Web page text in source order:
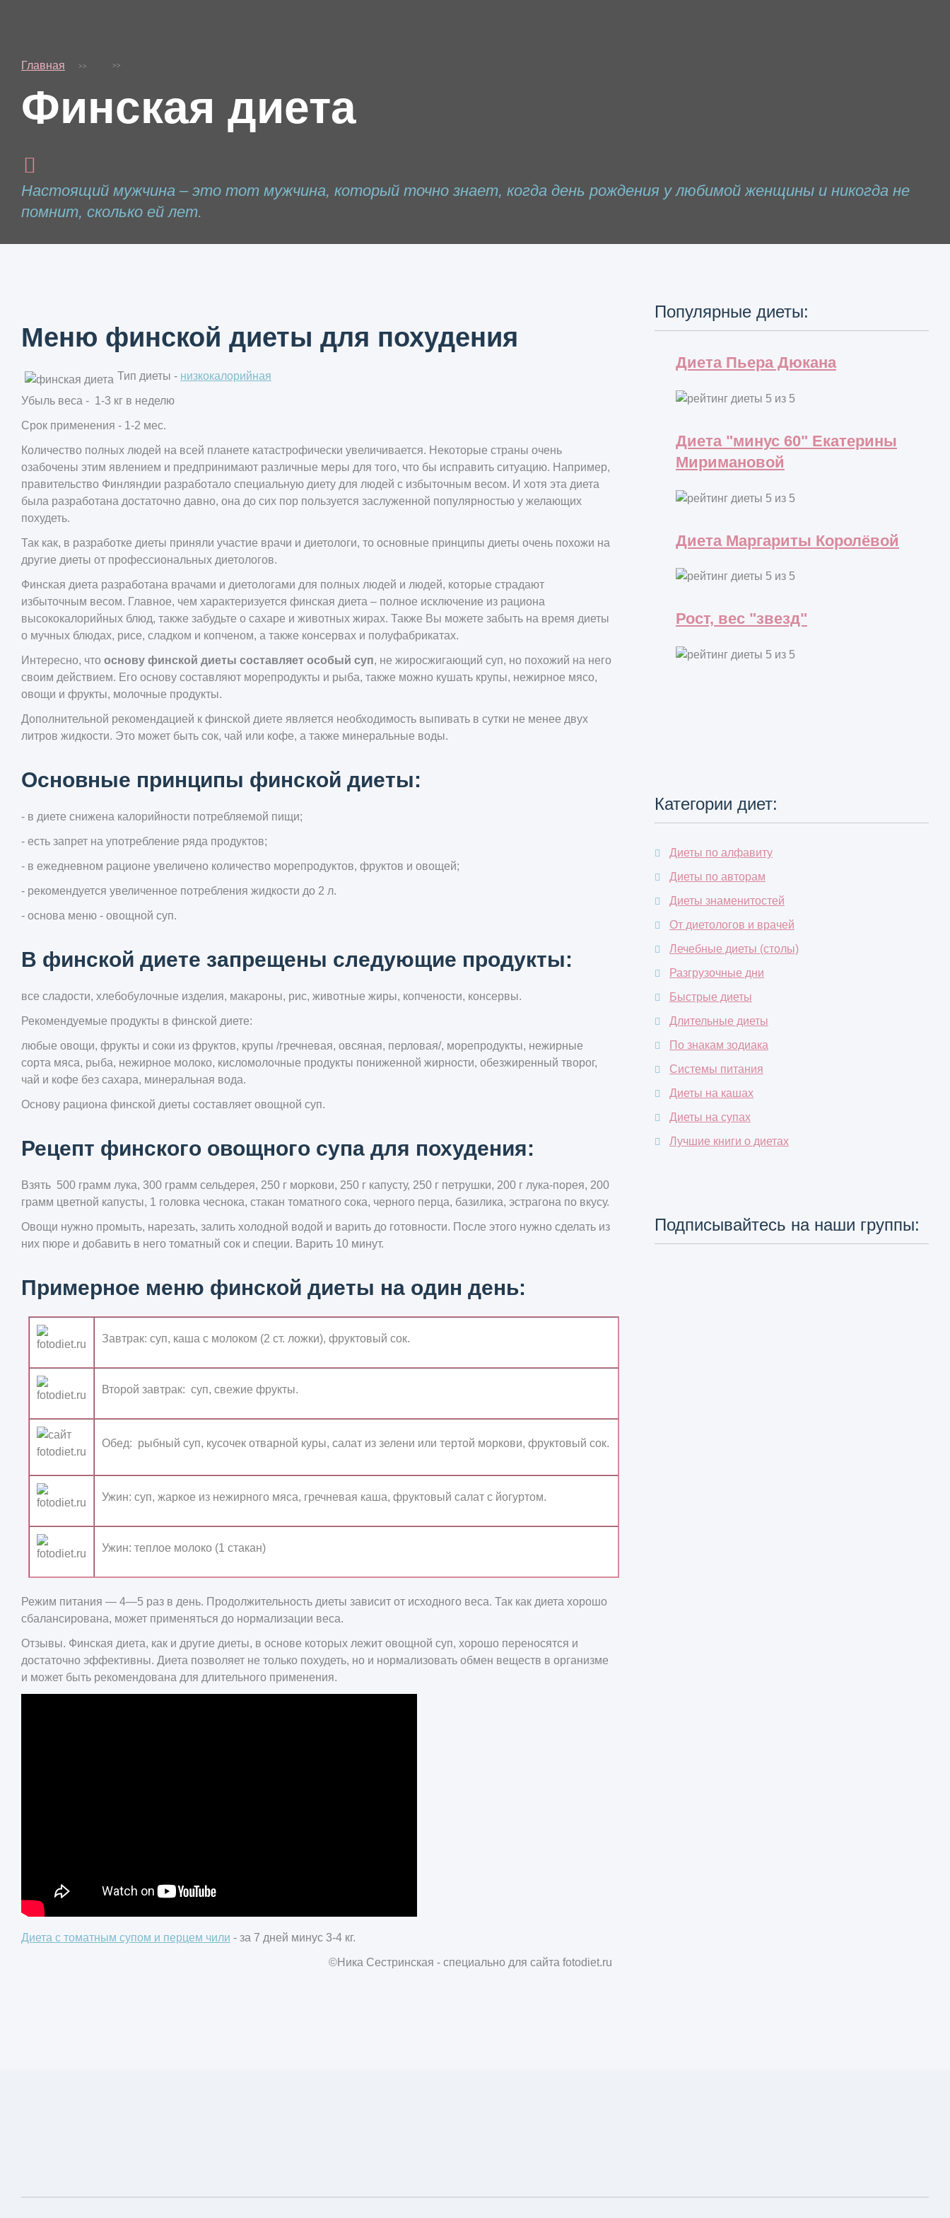
Главная
Финская диета
Настоящий мужчина – это тот мужчина, который точно знает, когда день рождения у любимой женщины и никогда не
помнит, сколько ей лет.
Меню финской диеты для похудения
Тип диеты - низкокалорийная
Убыль веса - 1-3 кг в неделю
Срок применения - 1-2 мес.
Количество полных людей на всей планете катастрофически увеличивается. Некоторые страны очень
озабочены этим явлением и предпринимают различные меры для того, что бы исправить ситуацию. Например,
правительство Финляндии разработало специальную диету для людей с избыточным весом. И хотя эта диета
была разработана достаточно давно, она до сих пор пользуется заслуженной популярностью у желающих
похудеть.
Так как, в разработке диеты приняли участие врачи и диетологи, то основные принципы диеты очень похожи на
другие диеты от профессиональных диетологов.
Финская диета разработана врачами и диетологами для полных людей и людей, которые страдают
избыточным весом. Главное, чем характеризуется финская диета – полное исключение из рациона
высококалорийных блюд, также забудьте о сахаре и животных жирах. Также Вы можете забыть на время диеты
о мучных блюдах, рисе, сладком и копченом, а также консервах и полуфабрикатах.
Интересно, что основу финской диеты составляет особый суп, не жиросжигающий суп, но похожий на него
своим действием. Его основу составляют морепродукты и рыба, также можно кушать крупы, нежирное мясо,
овощи и фрукты, молочные продукты.
Дополнительной рекомендацией к финской диете является необходимость выпивать в сутки не менее двух
литров жидкости. Это может быть сок, чай или кофе, а также минеральные воды.
Основные принципы финской диеты:
- в диете снижена калорийности потребляемой пищи;
- есть запрет на употребление ряда продуктов;
- в ежедневном рационе увеличено количество морепродуктов, фруктов и овощей;
- рекомендуется увеличенное потребления жидкости до 2 л.
- основа меню - овощной суп.
В финской диете запрещены следующие продукты:
все сладости, хлебобулочные изделия, макароны, рис, животные жиры, копчености, консервы.
Рекомендуемые продукты в финской диете:
любые овощи, фрукты и соки из фруктов, крупы /гречневая, овсяная, перловая/, морепродукты, нежирные
сорта мяса, рыба, нежирное молоко, кисломолочные продукты пониженной жирности, обезжиренный творог,
чай и кофе без сахара, минеральная вода.
Основу рациона финской диеты составляет овощной суп.
Рецепт финского овощного супа для похудения:
Взять 500 грамм лука, 300 грамм сельдерея, 250 г моркови, 250 г капусту, 250 г петрушки, 200 г лука-порея, 200
грамм цветной капусты, 1 головка чеснока, стакан томатного сока, черного перца, базилика, эстрагона по вкусу.
Овощи нужно промыть, нарезать, залить холодной водой и варить до готовности. После этого нужно сделать из
них пюре и добавить в него томатный сок и специи. Варить 10 минут.
Примерное меню финской диеты на один день:
Завтрак: суп, каша с молоком (2 ст. ложки), фруктовый сок.
Второй завтрак: суп, свежие фрукты.
Обед: рыбный суп, кусочек отварной куры, салат из зелени или тертой моркови, фруктовый сок.
Ужин: суп, жаркое из нежирного мяса, гречневая каша, фруктовый салат с йогуртом.
Ужин: теплое молоко (1 стакан)
Режим питания — 4—5 раз в день. Продолжительность диеты зависит от исходного веса. Так как диета хорошо
сбалансирована, может применяться до нормализации веса.
Отзывы. Финская диета, как и другие диеты, в основе которых лежит овощной суп, хорошо переносятся и
достаточно эффективны. Диета позволяет не только похудеть, но и нормализовать обмен веществ в организме
и может быть рекомендована для длительного применения.
Диета с томатным супом и перцем чили - за 7 дней минус 3-4 кг.
©Ника Сестринская - специально для сайта fotodiet.ru
Популярные диеты:
Диета Пьера Дюкана
Диета "минус 60" Екатерины
Миримановой
Диета Маргариты Королёвой
Рост, вес "звезд"
Категории диет:
Диеты по алфавиту
Диеты по авторам
Диеты знаменитостей
От диетологов и врачей
Лечебные диеты (столы)
Разгрузочные дни
Быстрые диеты
Длительные диеты
По знакам зодиака
Системы питания
Диеты на кашах
Диеты на супах
Лучшие книги о диетах
Подписывайтесь на наши группы: